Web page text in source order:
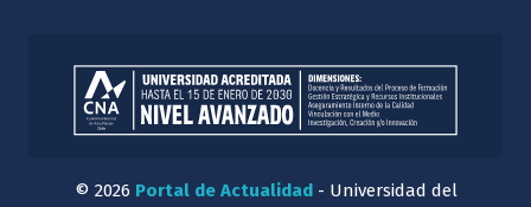
© 2026 Portal de Actualidad- Universidad del